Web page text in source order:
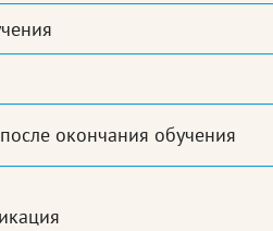
окончания обучения